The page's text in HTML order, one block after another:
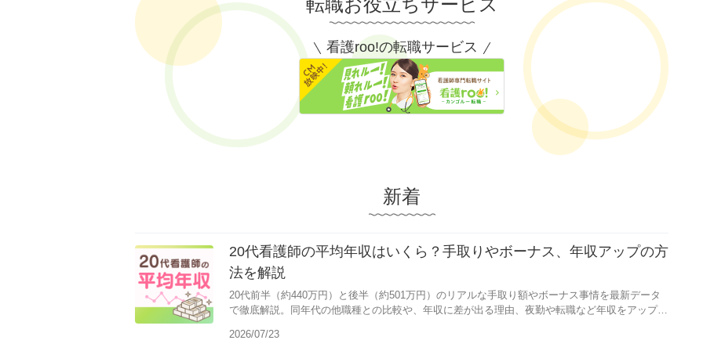
転職お役立ちサービス
看護roo!の転職サービス
新着
20代看護師の平均年収はいくら？手取りやボーナス、年収アップの方
法を解説
20代前半（約440万円）と後半（約501万円）のリアルな手取り額やボーナス事情を最新データ
で徹底解説。同年代の他職種との比較や、年収に差が出る理由、夜勤や転職など年収をアップさ
2026/07/23